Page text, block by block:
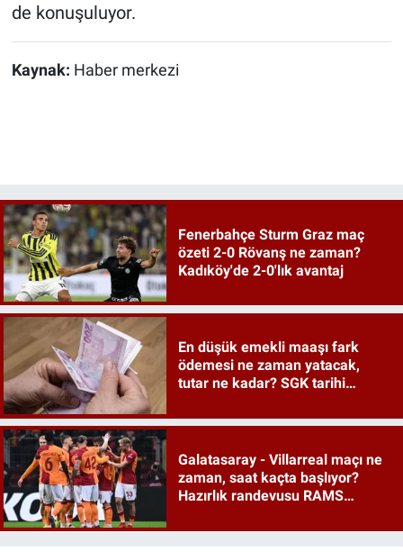
de konuşuluyor.
Kaynak: Haber merkezi
Fenerbahçe Sturm Graz maç
özeti 2-0 Rövanş ne zaman?
Kadıköy'de 2-0'lık avantaj
En düşük emekli maaşı fark
ödemesi ne zaman yatacak,
tutar ne kadar? SGK tarihi
Galatasaray - Villarreal maçı ne
zaman, saat kaçta başlıyor?
Hazırlık randevusu RAMS